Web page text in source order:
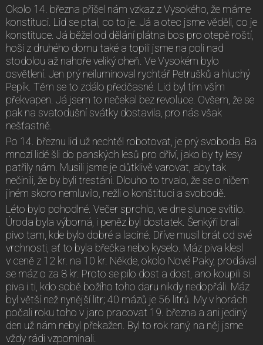
Okolo 14. března přišel nám vzkaz z Vysokého, že máme
konstituci. Lid se ptal, co to je. Já a otec jsme věděli, co je
konstituce. Já běžel od dělání plátna bos pro otepě roští,
hoši z druhého domu také a topili jsme na poli nad
stodolou až nahoře veliký oheň. Ve Vysokém bylo
osvětlení. Jen prý neiluminoval rychtář Petrušků a hluchý
Pepík. Těm se to zdálo předčasné. Lid byl tím vším
překvapen. Já jsem to nečekal bez revoluce. Ovšem, že se
pak na svatodušní svátky dostavila, pro nás však
nešťastně.
Po 14. březnu lid už nechtěl robotovat, je prý svoboda. Ba
mnozí lidé šli do panských lesů pro dříví, jako by ty lesy
patřily nám. Musili jsme je důtklivě varovat, aby tak
nečinili, že by byli trestáni. Dlouho to trvalo, že se o ničem
jiném skoro nemluvilo, nežli o konštituci a svobodě.
Léto bylo pohodlné. Večer sprchlo, ve dne slunce svítilo.
Úroda byla výborná, i peněz byl dostatek. Šenkýři brali
pivo tam, kde bylo dobré a laciné. Dříve musil brát od své
vrchnosti, ať to byla břečka nebo kyselo. Máz piva klesl
v ceně z 12 kr. na 10 kr. Někde, okolo Nové Paky, prodával
se máz o za 8 kr. Proto se pilo dost a dost, ano koupili si
piva i ti, kdo sobě božího toho daru nikdy nedopřáli. Máz
byl větší než nynější litr; 40 mázů je 56 litrů. My v horách
počali roku toho v jaro pracovat 19. března a ani jediný
den už nám nebyl překažen. Byl to rok raný, na něj jsme
vždy rádi vzpomínali.